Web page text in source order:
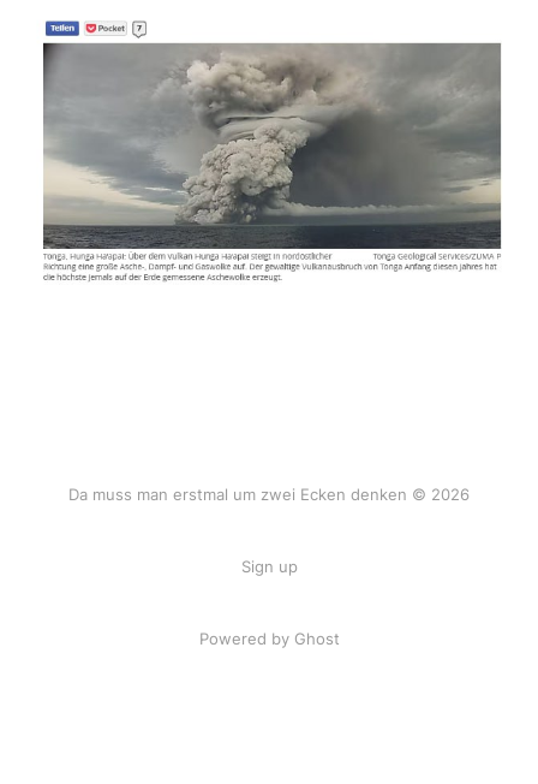
Da muss man erstmal um zwei Ecken denken © 2026
Sign up
Powered by Ghost